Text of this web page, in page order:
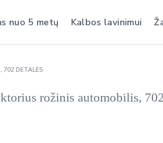
nuo 5 metų Kalbos lavinimui
702 DETALĖS
rožinis automobilis,